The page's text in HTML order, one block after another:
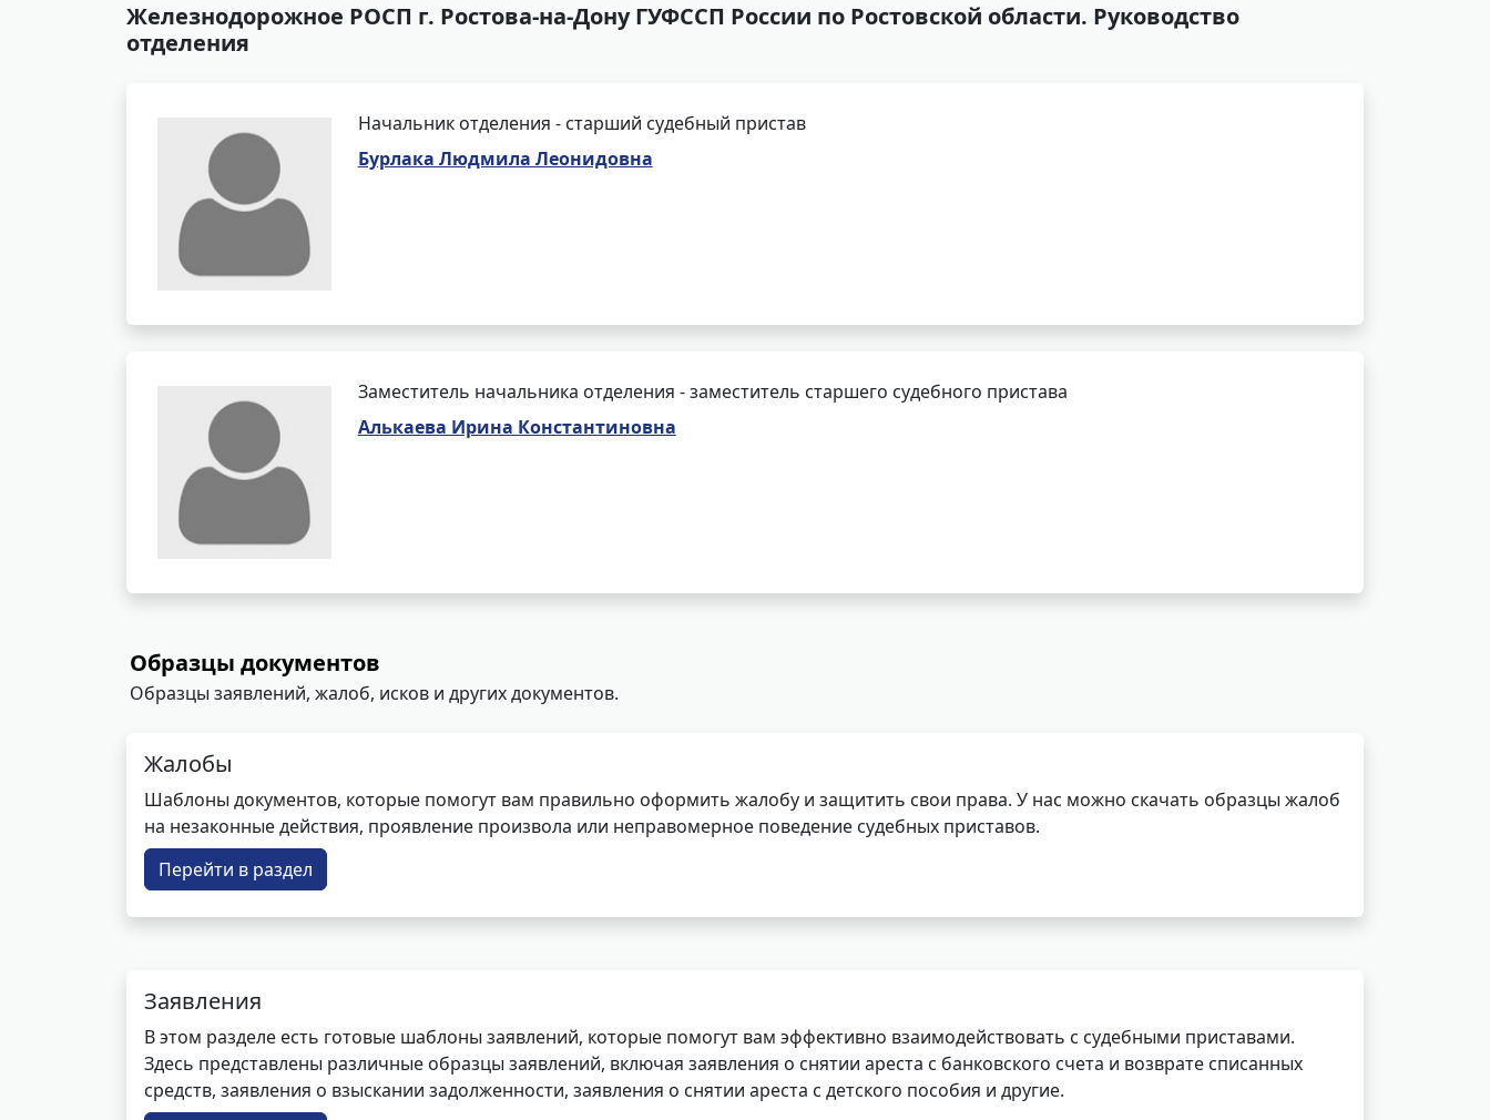
Железнодорожное РОСП г. Ростова-на-Дону ГУФССП России по Ростовской области. Руководство
отделения
Начальник отделения - старший судебный пристав
Бурлака Людмила Леонидовна
Заместитель начальника отделения - заместитель старшего судебного пристава
Алькаева Ирина Константиновна
Образцы документов
Образцы заявлений, жалоб, исков и других документов.
Жалобы
Шаблоны документов, которые помогут вам правильно оформить жалобу и защитить свои права. У нас можно скачать образцы жалоб
на незаконные действия, проявление произвола или неправомерное поведение судебных приставов.
Перейти в раздел
Заявления
В этом разделе есть готовые шаблоны заявлений, которые помогут вам эффективно взаимодействовать с судебными приставами.
Здесь представлены различные образцы заявлений, включая заявления о снятии ареста с банковского счета и возврате списанных
средств, заявления о взыскании задолженности, заявления о снятии ареста с детского пособия и другие.